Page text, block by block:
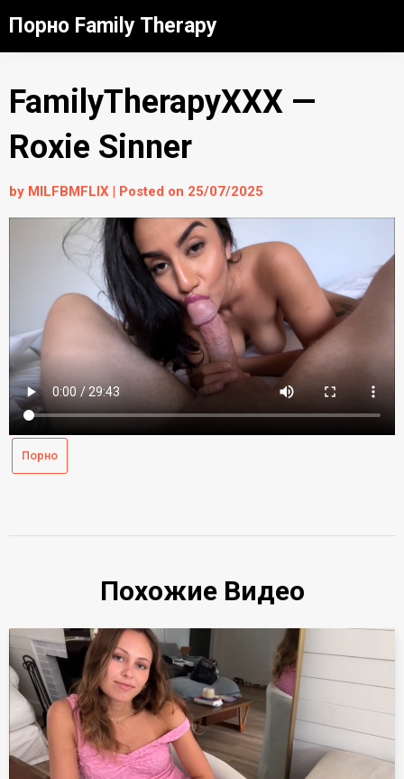
toПорно Family Therapy
FamilyTherapyXXX —
Roxie Sinner
by MILFBMFLIX | Posted on 25/07/2025
Порно
Похожие Видео